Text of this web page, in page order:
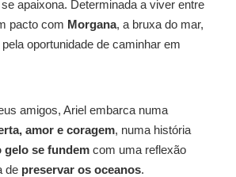
apaixona. Determinada a viver entre
pacto com Morgana, a bruxa do mar,
oportunidade de caminhar em
amigos, Ariel embarca numa
amor e coragem, numa história
gelo se fundem com uma reflexão
de preservar os oceanos.